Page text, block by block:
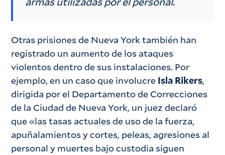
Otras prisiones de Nueva York también han
registrado un aumento de los ataques
violentos dentro de sus instalaciones. Por
ejemplo, en un caso que involucre Isla Rikers,
dirigida por el Departamento de Correcciones
de la Ciudad de Nueva York, un juez declaró
que «las tasas actuales de uso de la fuerza,
apuñalamientos y cortes, peleas, agresiones al
personal y muertes bajo custodia siguen